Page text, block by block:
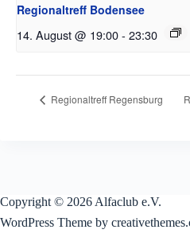
Regionaltreff Bodensee
14. August @ 19:00- 23:30
Regionaltreff Regensburg
Copyright © 2026 Alfaclub e.V.
WordPress Theme by